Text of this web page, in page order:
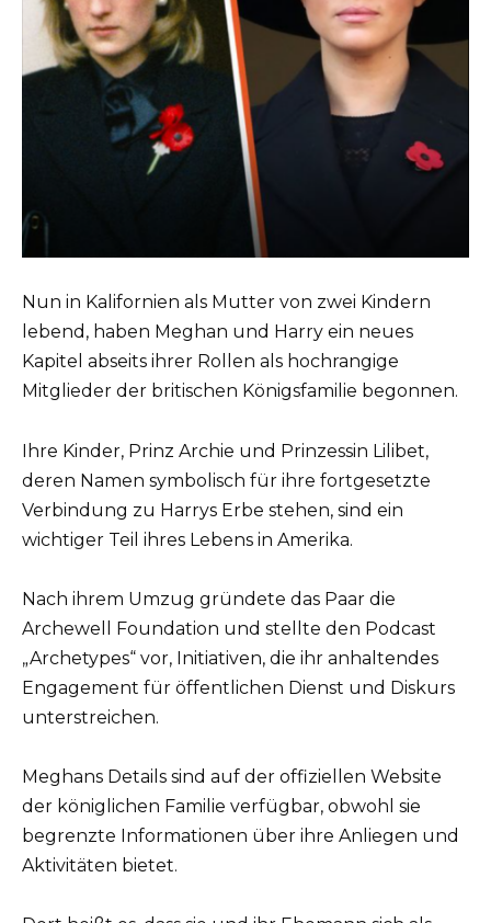
Nun in Kalifornien als Mutter von zwei Kindern
lebend, haben Meghan und Harry ein neues
Kapitel abseits ihrer Rollen als hochrangige
Mitglieder der britischen Königsfamilie begonnen.
Ihre Kinder, Prinz Archie und Prinzessin Lilibet,
deren Namen symbolisch für ihre fortgesetzte
Verbindung zu Harrys Erbe stehen, sind ein
wichtiger Teil ihres Lebens in Amerika.
Nach ihrem Umzug gründete das Paar die
Archewell Foundation und stellte den Podcast
„Archetypes“ vor, Initiativen, die ihr anhaltendes
Engagement für öffentlichen Dienst und Diskurs
unterstreichen.
Meghans Details sind auf der offiziellen Website
der königlichen Familie verfügbar, obwohl sie
begrenzte Informationen über ihre Anliegen und
Aktivitäten bietet.